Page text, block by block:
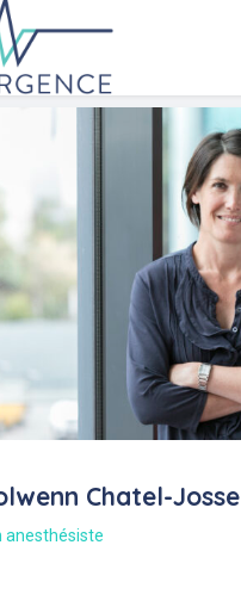
Chatel-Josse
anesthésiste